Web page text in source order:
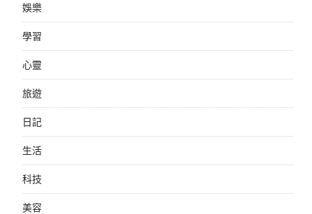
娛樂
學習
心靈
旅遊
日記
生活
科技
美容